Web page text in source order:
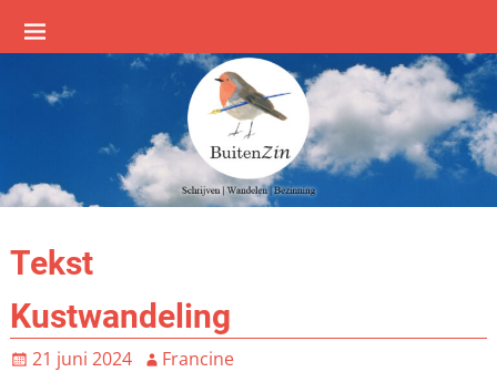
Tekst
Kustwandeling
21 juni 2024
Francine